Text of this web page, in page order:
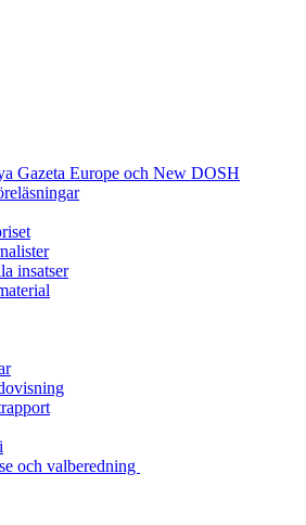
Gazeta Europe och New DOSH
insatser
och valberedning